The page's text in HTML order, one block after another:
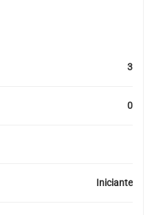
3
0
Iniciante